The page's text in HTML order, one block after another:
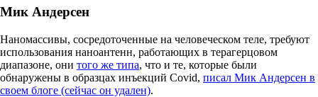
Мик Андерсен
Наномассивы, сосредоточенные на человеческом теле, требуют
использования наноантенн, работающих в терагерцовом
диапазоне, они того же типа, что и те, которые были
обнаружены в образцах инъекций Covid, писал Мик Андерсен в
своем блоге (сейчас он удален).